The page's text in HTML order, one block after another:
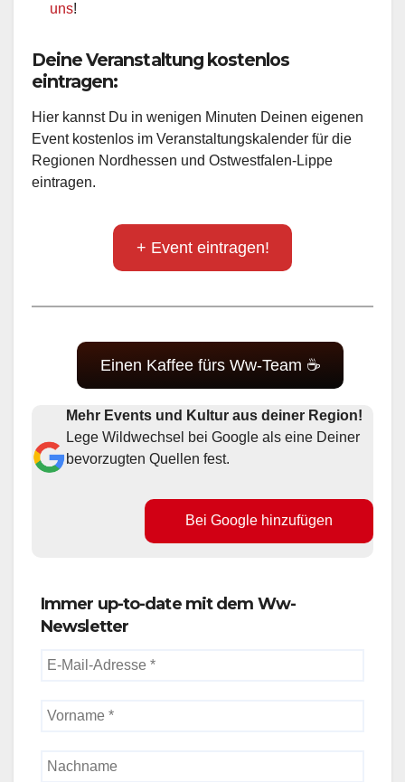
uns!
Deine Veranstaltung kostenlos
eintragen:
Hier kannst Du in wenigen Minuten Deinen eigenen
Event kostenlos im Veranstaltungskalender für die
Regionen Nordhessen und Ostwestfalen-Lippe
eintragen.
+ Event eintragen!
Einen Kaffee fürs Ww-Team ☕
Mehr Events und Kultur aus deiner Region!
Lege Wildwechsel bei Google als eine Deiner
bevorzugten Quellen fest.
Bei Google hinzufügen
Immer up-to-date mit dem Ww-
Newsletter